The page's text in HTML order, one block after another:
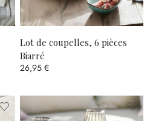
Lot de coupelles, 6 pièces
Biarré
26,95 €